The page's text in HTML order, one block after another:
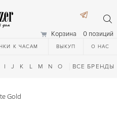
Корзина 0 позиций
К ЧАСАМ ВЫКУП О НАС
I J K L M N O Q R S T
ВСЕ БРЕНДЫ
Gold